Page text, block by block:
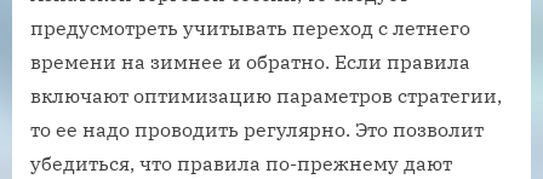
предусмотреть учитывать переход с летнего
времени на зимнее и обратно. Если правила
включают оптимизацию параметров стратегии,
то ее надо проводить регулярно. Это позволит
убедиться, что правила по-прежнему дают